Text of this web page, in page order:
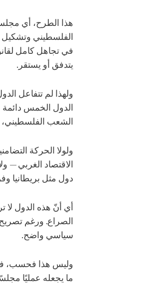
هذا الطرح، أي
الفلسطيني وتشكيل
في تجاهل كامل
يتدفق أو يستقر.
ولهذا لم تتفاعل
الدول الخمس
الشعب الفلسطيني،
ولولا الحركة
الاقتصاد الغربي —
دول مثل بريطانيا
أي أنّ هذه الدول لا
الصراع. ورغم
سياسي واضح.
وليس هذا فحسب،
ما يجعله عمليًا